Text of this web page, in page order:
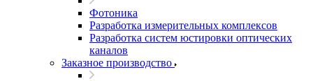
Фотоника
Разработка измерительных комплексов
Разработка систем юстировки оптических
каналов
Заказное производство